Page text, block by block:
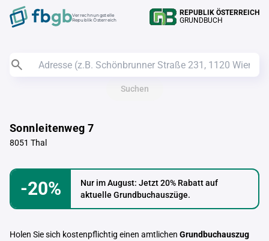
Verrechnungstelle
Republik Österreich
REPUBLIK ÖSTERREICH
GRUNDBUCH
Suchen
Sonnleitenweg 7
8051 Thal
-20%
Nur im August: Jetzt 20% Rabatt auf
aktuelle Grundbuchauszüge.
Holen Sie sich kostenpflichtig einen amtlichen Grundbuchauszug